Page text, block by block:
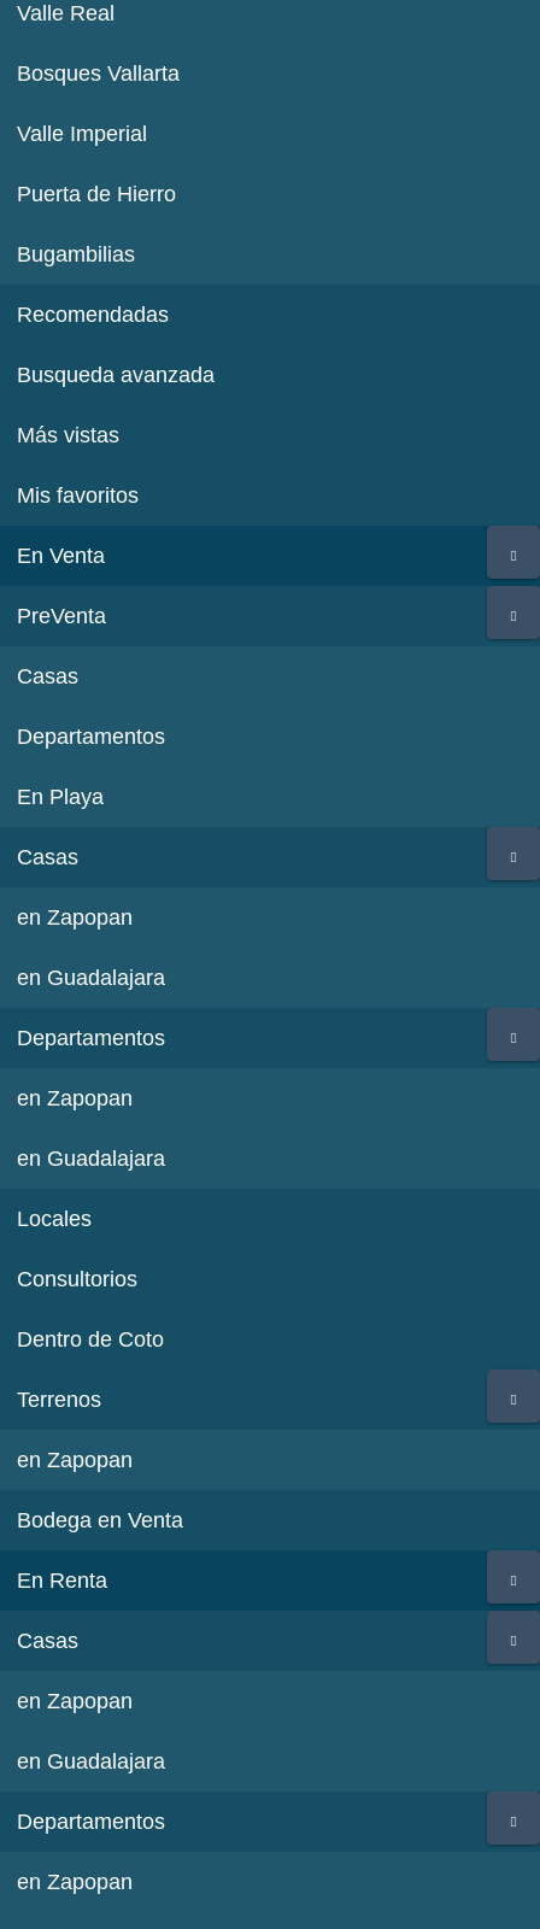
Valle Real
Bosques Vallarta
Valle Imperial
Puerta de Hierro
Bugambilias
Recomendadas
Busqueda avanzada
Más vistas
Mis favoritos
En Venta
PreVenta
Casas
Departamentos
En Playa
Casas
en Zapopan
en Guadalajara
Departamentos
en Zapopan
en Guadalajara
Locales
Consultorios
Dentro de Coto
Terrenos
en Zapopan
Bodega en Venta
En Renta
Casas
en Zapopan
en Guadalajara
Departamentos
en Zapopan